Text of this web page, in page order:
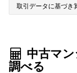
取引データに基づき
中古マ
調べる